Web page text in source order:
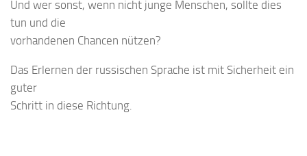
Und wer sonst, wenn nicht junge Menschen, sollte dies
tun und die
vorhandenen Chancen nützen?
Das Erlernen der russischen Sprache ist mit Sicherheit ein
guter
Schritt in diese Richtung.